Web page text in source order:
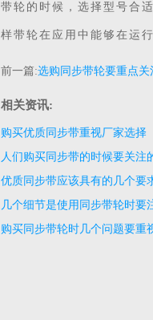
带轮的时候，选择型号合
样带轮在应用中能够在运
前一篇:选购同步带轮要重点
相关资讯:
购买优质同步带重视厂家选择
人们购买同步带的时候要关注
优质同步带应该具有的几个要
几个细节是使用同步带轮时要
购买同步带轮时几个问题要重